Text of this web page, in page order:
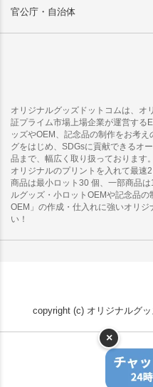
官公庁・自治体
オリジナルグッズドットコムは、オ
証プライム市場上場企業が運営する
ッズやOEM、記念品の制作をお考
グをはじめ、SDGsに貢献できるオ
品まで、幅広く取り扱っております。
オリジナルのプリントを入れて最速
商品は最小ロット30 個、一部商品
ルグッズ・小ロットOEMや記念品の
OEM」の作成・仕入れに強いオリ
い！
copyright (c) オリジナルグ
×